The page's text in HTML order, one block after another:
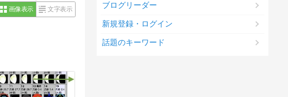
画像表示 文字表示 ブログリーダー
新規登録・ログイン
話題のキーワード